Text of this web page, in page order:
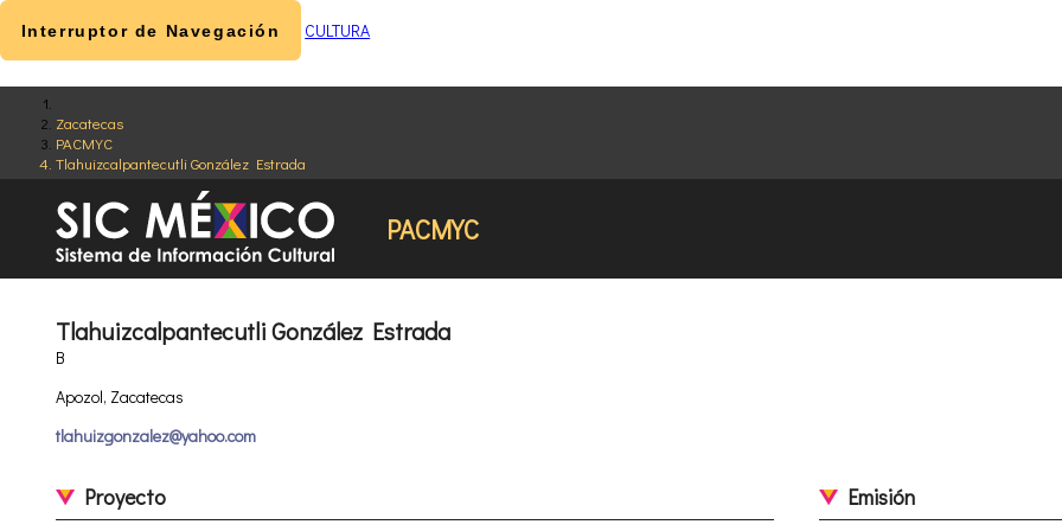
Zacatecas
PACMYC
Tlahuizcalpantecutli González Estrada
PACMYC
Interruptor de Navegación CULTURA
Tlahuizcalpantecutli González Estrada
B
Apozol, Zacatecas
tlahuizgonzalez@yahoo.com
Proyecto Emisión